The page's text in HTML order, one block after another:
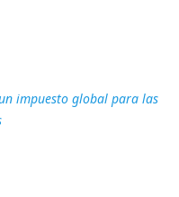
impuesto global para las